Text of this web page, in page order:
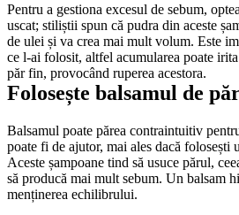
Pentru a gestiona excesul de sebum,
uscat; stiliștii spun că pudra din aceste
de ulei și va crea mai mult volum. Este
ce l-ai folosit, altfel acumularea poate
păr fin, provocând ruperea acestora.
Folosește balsamul de
Balsamul poate părea contraintuitiv
poate fi de ajutor, mai ales dacă folosești
Aceste șampoane tind să usuce părul,
să producă mai mult sebum. Un balsam
menținerea echilibrului.